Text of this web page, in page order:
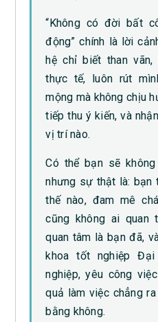
“Không có đời bất
động” chính là lời
hệ chỉ biết than vãn,
thực tế, luôn rút
mộng mà không chịu
tiếp thu ý kiến, và
vị trí nào.
Có thể bạn sẽ
nhưng sự thật là: bạn
thế nào, đam mê
cũng không ai quan
quan tâm là bạn đã,
khoa tốt nghiệp
nghiệp, yêu công
quả làm việc chẳng
bằng không.